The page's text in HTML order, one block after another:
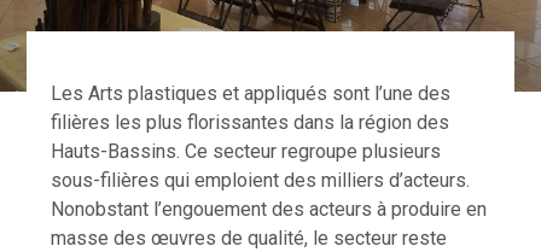
Les Arts plastiques et appliqués sont l’une des
filières les plus florissantes dans la région des
Hauts-Bassins. Ce secteur regroupe plusieurs
sous-filières qui emploient des milliers d’acteurs.
Nonobstant l’engouement des acteurs à produire en
masse des œuvres de qualité, le secteur reste